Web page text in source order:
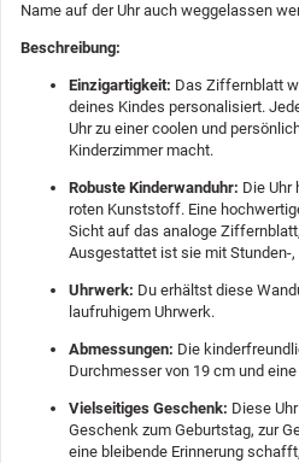
Name auf der Uhr auch weggelassen
Beschreibung:
Einzigartigkeit: Das Ziffernblatt
deines Kindes personalisiert.
Uhr zu einer coolen und
Kinderzimmer macht.
Robuste Kinderwanduhr: Die Uhr
roten Kunststoff. Eine
Sicht auf das analoge
Ausgestattet ist sie mit Stunden-
Uhrwerk: Du erhältst diese
laufruhigem Uhrwerk.
Abmessungen: Die
Durchmesser von 19 cm und
Vielseitiges Geschenk: Diese
Geschenk zum Geburtstag, zur
eine bleibende Erinnerung